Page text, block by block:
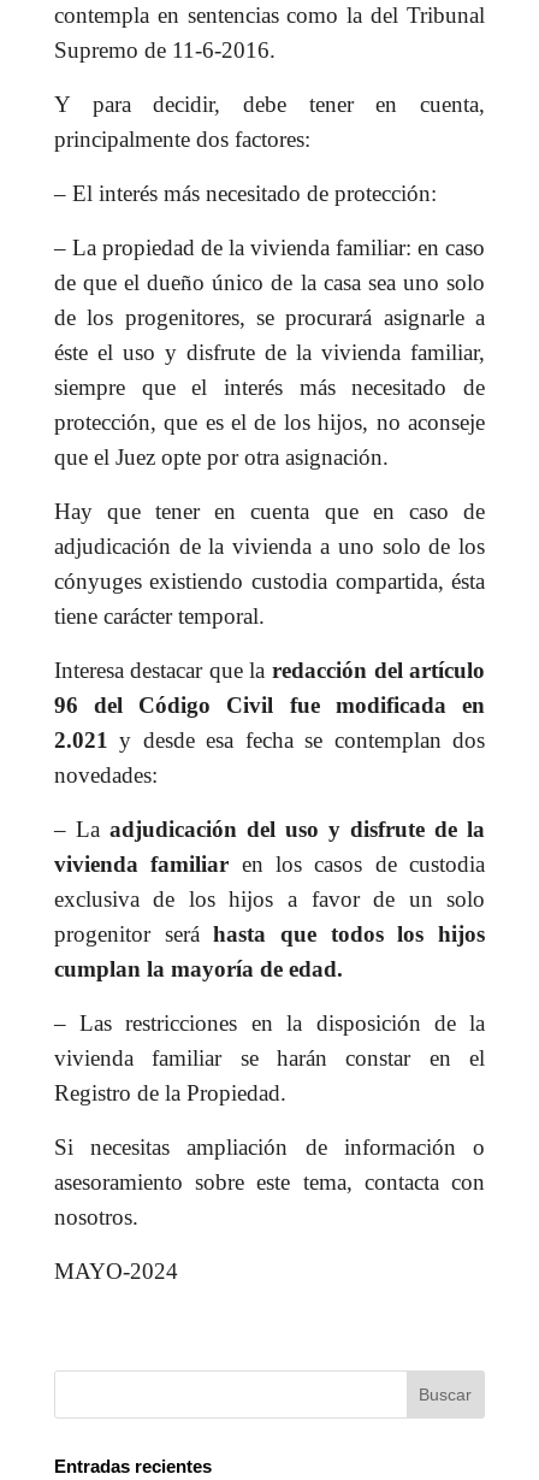
contempla en sentencias como la del Tribunal
Supremo de 11-6-2016.
Y para decidir, debe tener en cuenta,
principalmente dos factores:
– El interés más necesitado de protección:
– La propiedad de la vivienda familiar: en caso
de que el dueño único de la casa sea uno solo
de los progenitores, se procurará asignarle a
éste el uso y disfrute de la vivienda familiar,
siempre que el interés más necesitado de
protección, que es el de los hijos, no aconseje
que el Juez opte por otra asignación.
Hay que tener en cuenta que en caso de
adjudicación de la vivienda a uno solo de los
cónyuges existiendo custodia compartida, ésta
tiene carácter temporal.
Interesa destacar que laredacción del artículo
96 del Código Civil fue modificada en
2.021 y desde esa fecha se contemplan dos
novedades:
– La adjudicación del uso y disfrute de la
vivienda familiar en los casos de custodia
exclusiva de los hijos a favor de un solo
progenitor seráhasta que todos los hijos
cumplan la mayoría de edad.
– Las restricciones en la disposición de la
vivienda familiar se harán constar en el
Registro de la Propiedad.
Si necesitas ampliación de información o
asesoramiento sobre este tema, contacta con
nosotros.
MAYO-2024
Entradas recientes